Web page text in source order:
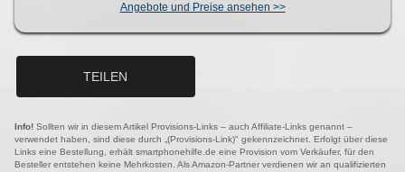
Angebote und Preise ansehen >>
TEILEN
Info! Sollten wir in diesem Artikel Provisions-Links – auch Affiliate-Links genannt –
verwendet haben, sind diese durch „(Provisions-Link)" gekennzeichnet. Erfolgt über diese
Links eine Bestellung, erhält smartphonehilfe.de eine Provision vom Verkäufer, für den
Besteller entstehen keine Mehrkosten. Als Amazon-Partner verdienen wir an qualifizierten